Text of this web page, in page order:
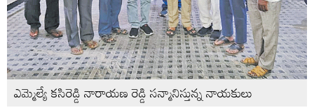
ఎమ్మెల్యే కసిరెడ్డి నారాయణ రెడ్డి సన్మానిస్తున్న నాయకులు